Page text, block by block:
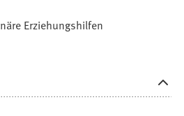
Erziehungshilfen